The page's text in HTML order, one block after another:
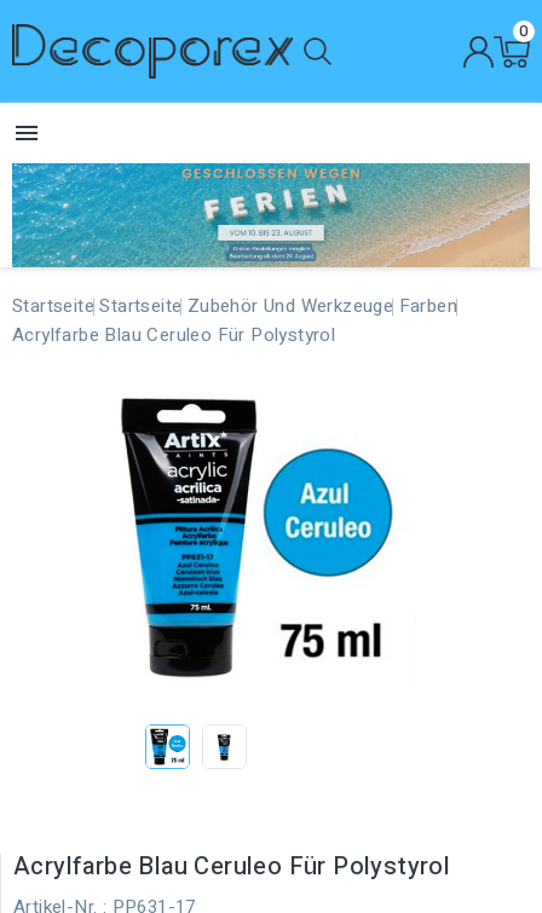
0

Startseite Startseite Zubehör Und Werkzeuge Farben
Acrylfarbe Blau Ceruleo Für Polystyrol
Acrylfarbe Blau Ceruleo Für Polystyrol
Artikel-Nr. : PP631-17